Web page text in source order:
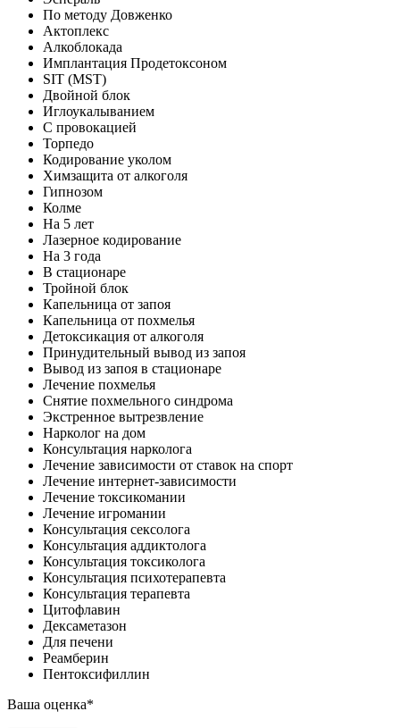
По методу Довженко
Актоплекс
Алкоблокада
Имплантация Продетоксоном
SIT (MST)
Двойной блок
Иглоукалыванием
С провокацией
Торпедо
Кодирование уколом
Химзащита от алкоголя
Гипнозом
Колме
На 5 лет
Лазерное кодирование
На 3 года
В стационаре
Тройной блок
Капельница от запоя
Капельница от похмелья
Детоксикация от алкоголя
Принудительный вывод из запоя
Вывод из запоя в стационаре
Лечение похмелья
Снятие похмельного синдрома
Экстренное вытрезвление
Нарколог на дом
Консультация нарколога
Лечение зависимости от ставок на спорт
Лечение интернет-зависимости
Лечение токсикомании
Лечение игромании
Консультация сексолога
Консультация аддиктолога
Консультация токсиколога
Консультация психотерапевта
Консультация терапевта
Цитофлавин
Дексаметазон
Для печени
Реамберин
Пентоксифиллин
Ваша оценка*